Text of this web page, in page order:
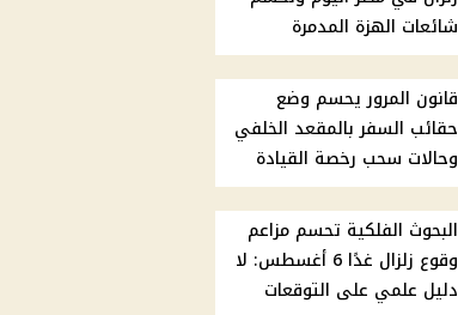
شائعات الهزة المدمرة
قانون المرور يحسم وضع
حقائب السفر بالمقعد الخلفي
وحالات سحب رخصة القيادة
البحوث الفلكية تحسم مزاعم
وقوع زلزال غدًا 6 أغسطس: لا
دليل علمي على التوقعات